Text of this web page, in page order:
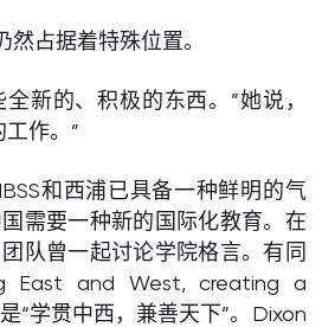
然占据着特殊位置。
新的、积极的东西。”她说，
作。”
和西浦已具备一种鲜明的气
需要一种新的国际化教育。在
队曾一起讨论学院格言。有同
East and West, creating a
“学贯中西，兼善天下”。Dixon